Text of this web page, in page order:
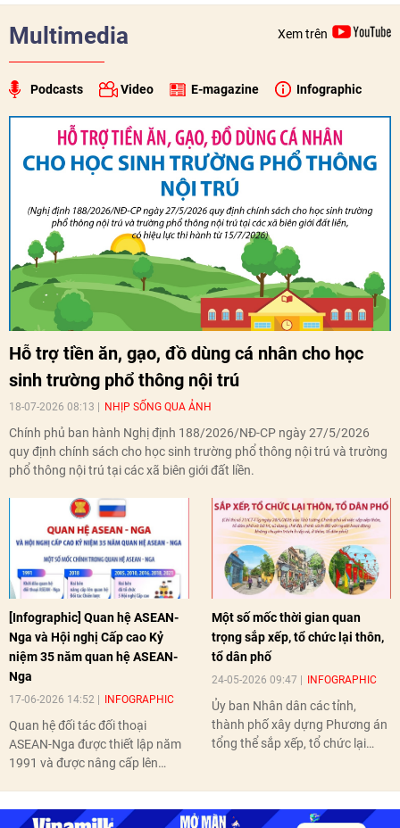
Multimedia Xem trên
Podcasts Video E-magazine Infographic
Hỗ trợ tiền ăn, gạo, đồ dùng cá nhân cho học
sinh trường phổ thông nội trú
18-07-2026 08:13 NHỊP SỐNG QUA ẢNH
Chính phủ ban hành Nghị định 188/2026/NĐ-CP ngày 27/5/2026
quy định chính sách cho học sinh trường phổ thông nội trú và trường
phổ thông nội trú tại các xã biên giới đất liền.
[Infographic] Quan hệ ASEAN-
Nga và Hội nghị Cấp cao Kỷ
niệm 35 năm quan hệ ASEAN-
Nga
17-06-2026 14:52 INFOGRAPHIC
Quan hệ đối tác đối thoại
ASEAN-Nga được thiết lập năm
1991 và được nâng cấp lên
nghị Cấp cao vào các năm 2005,
Một số mốc thời gian quan
trọng sắp xếp, tổ chức lại thôn,
tổ dân phố
24-05-2026 09:47 INFOGRAPHIC
Ủy ban Nhân dân các tỉnh,
thành phố xây dựng Phương án
tổng thể sắp xếp, tổ chức lại